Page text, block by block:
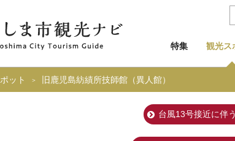
特集 観光ス
ット 旧鹿児島紡績所技師館（異人館）
台風13号接近に伴